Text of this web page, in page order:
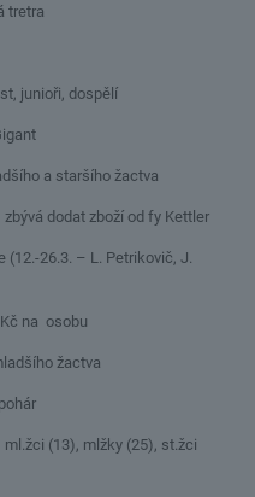
dospělí
a staršího žactva
dodat zboží od fy Kettler
26.3. – L. Petrikovič, J.
na osobu
žactva
(13), mlžky (25), st.žci